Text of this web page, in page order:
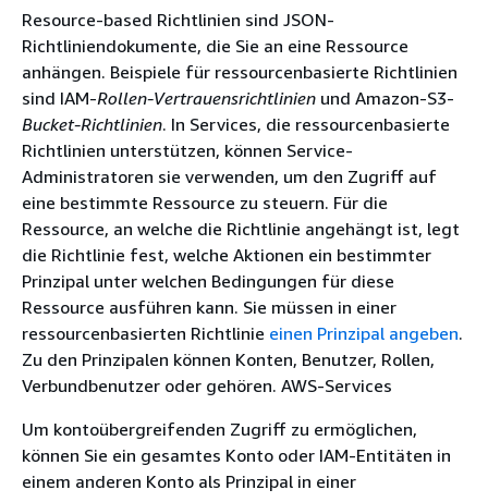
Resource-based Richtlinien sind JSON-
Richtliniendokumente, die Sie an eine Ressource
anhängen. Beispiele für ressourcenbasierte Richtlinien
sind IAM-Rollen-Vertrauensrichtlinien und Amazon-S3-
Bucket-Richtlinien. In Services, die ressourcenbasierte
Richtlinien unterstützen, können Service-
Administratoren sie verwenden, um den Zugriff auf
eine bestimmte Ressource zu steuern. Für die
Ressource, an welche die Richtlinie angehängt ist, legt
die Richtlinie fest, welche Aktionen ein bestimmter
Prinzipal unter welchen Bedingungen für diese
Ressource ausführen kann. Sie müssen in einer
ressourcenbasierten Richtlinie einen Prinzipal angeben.
Zu den Prinzipalen können Konten, Benutzer, Rollen,
Verbundbenutzer oder gehören. AWS-Services
Um kontoübergreifenden Zugriff zu ermöglichen,
können Sie ein gesamtes Konto oder IAM-Entitäten in
einem anderen Konto als Prinzipal in einer